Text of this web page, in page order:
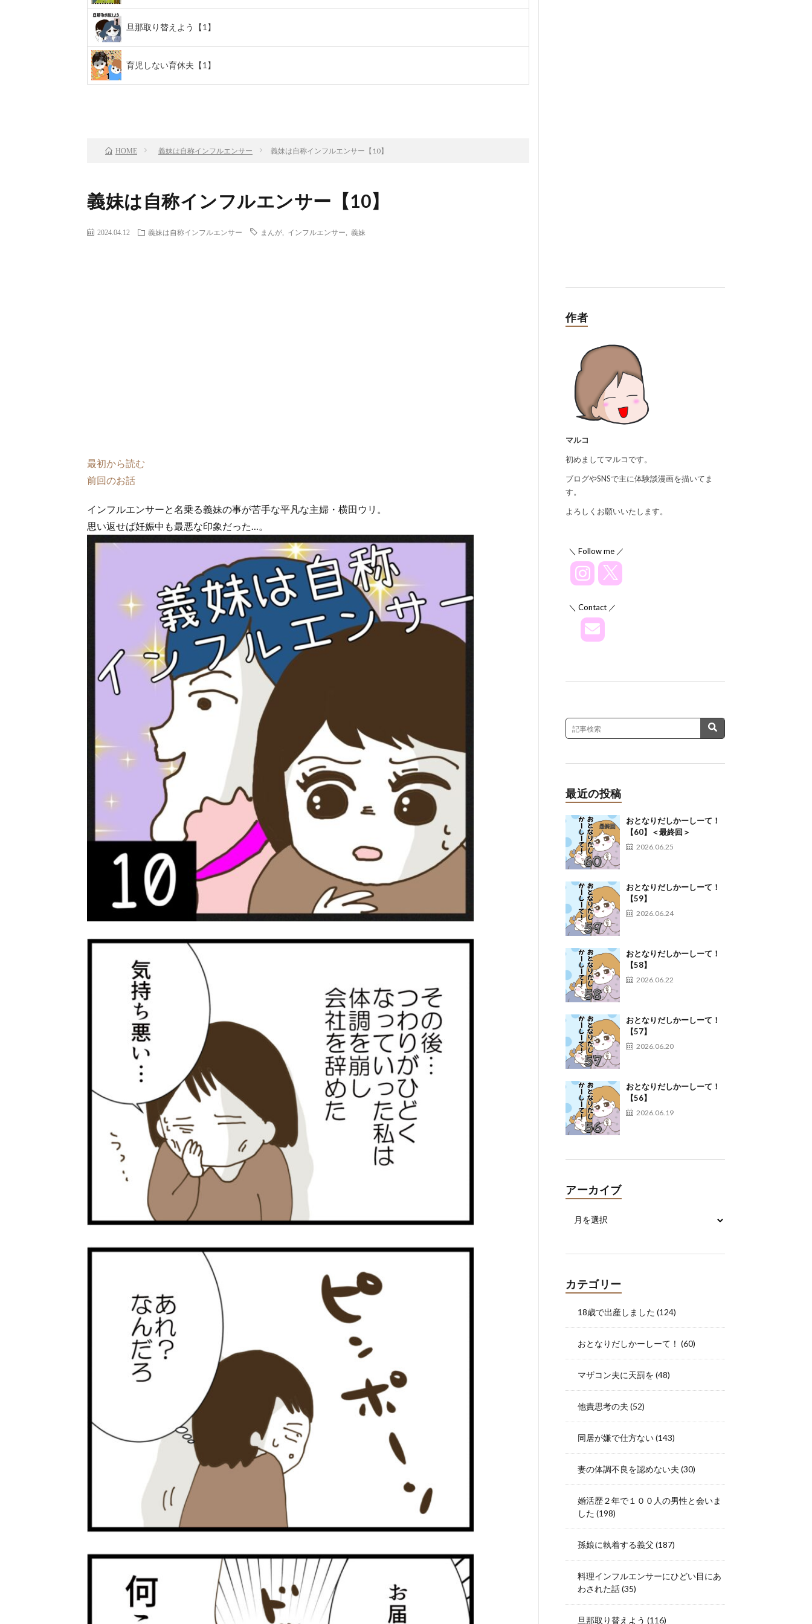
旦那取り替えよう【1】
育児しない育休夫【1】
HOME 義妹は自称インフルエンサー 義妹は自称インフルエンサー【10】
義妹は自称インフルエンサー【10】
2024.04.12 義妹は自称インフルエンサー まんが インフルエンサー 義妹
最初から読む
前回のお話
インフルエンサーと名乗る義妹の事が苦手な平凡な主婦・横田ウリ。
思い返せば妊娠中も最悪な印象だった…。
作者
マルコ
初めましてマルコです。
ブログやSNSで主に体験談漫画を描いてま
す。
よろしくお願いいたします。
＼ Follow me ／
＼ Contact ／
最近の投稿
おとなりだしかーしーて！
【60】＜最終回＞
2026.06.25
おとなりだしかーしーて！
【59】
2026.06.24
おとなりだしかーしーて！
【58】
2026.06.22
おとなりだしかーしーて！
【57】
2026.06.20
おとなりだしかーしーて！
【56】
2026.06.19
アーカイブ
カテゴリー
18歳で出産しました (124)
おとなりだしかーしーて！ (60)
マザコン夫に天罰を (48)
他責思考の夫 (52)
同居が嫌で仕方ない(143)
妻の体調不良を認めない夫 (30)
婚活歴２年で１００人の男性と会いま
した (198)
孫娘に執着する義父 (187)
料理インフルエンサーにひどい目にあ
わされた話(35)
旦那取り替えよう (116)